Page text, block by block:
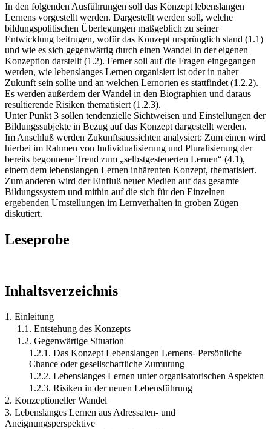
In den folgenden Ausführungen soll das Konzept lebenslangen
Lernens vorgestellt werden. Dargestellt werden soll, welche
bildungspolitischen Überlegungen maßgeblich zu seiner
Entwicklung beitrugen, wofür das Konzept ursprünglich stand (1.1)
und wie es sich gegenwärtig durch einen Wandel in der eigenen
Konzeption darstellt (1.2). Ferner soll auf die Fragen eingegangen
werden, wie lebenslanges Lernen organisiert ist oder in naher
Zukunft sein sollte und an welchen Lernorten es stattfindet (1.2.2).
Es werden außerdem der Wandel in den Biographien und daraus
resultierende Risiken thematisiert (1.2.3).
Unter Punkt 3 sollen tendenzielle Sichtweisen und Einstellungen der
Bildungssubjekte in Bezug auf das Konzept dargestellt werden.
Im Anschluß werden Zukunftsaussichten analysiert: Zum einen wird
hierbei im Rahmen von Individualisierung und Pluralisierung der
bereits begonnene Trend zum „selbstgesteuerten Lernen“ (4.1),
einem dem lebenslangen Lernen inhärenten Konzept, thematisiert.
Zum anderen wird der Einfluß neuer Medien auf das gesamte
Bildungssystem und mithin auf die sich für den Einzelnen
ergebenden Umstellungen im Lernverhalten in groben Zügen
diskutiert.
Leseprobe
Inhaltsverzeichnis
1. Einleitung
1.1. Entstehung des Konzepts
1.2. Gegenwärtige Situation
1.2.1. Das Konzept Lebenslangen Lernens- Persönliche
Chance oder gesellschaftliche Zumutung
1.2.2. Lebenslanges Lernen unter organisatorischen Aspekten
1.2.3. Risiken in der neuen Lebensführung
2. Konzeptioneller Wandel
3. Lebenslanges Lernen aus Adressaten- und
Aneignungsperspektive